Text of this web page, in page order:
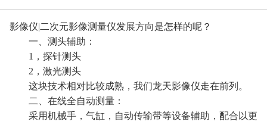
影像仪|二次元影像测量仪发展方向是怎样的呢？
一、测头辅助：
1，探针测头
2，激光测头
这块技术相对比较成熟，我们龙天影像仪走在前列。
二、在线全自动测量：
采用机械手，气缸，自动传输带等设备辅助，配合以更